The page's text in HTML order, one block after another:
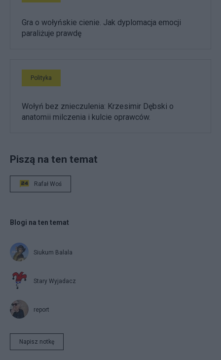
Gra o wołyńskie cienie. Jak dyplomacja emocji
paraliżuje prawdę
Polityka
Wołyń bez znieczulenia: Krzesimir Dębski o
anatomii milczenia i kulcie oprawców.
Piszą na ten temat
Rafał Woś
Blogi na ten temat
Siukum Balala
Stary Wyjadacz
report
Napisz notkę